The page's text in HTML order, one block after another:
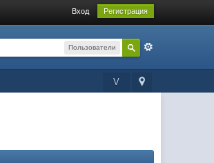
Вход Регистрация
Пользователи
V